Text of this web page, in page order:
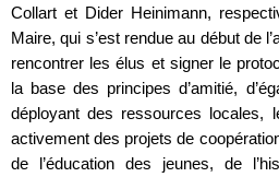
Collart et Dider Heinimann,
Maire, qui s’est rendue au début de
rencontrer les élus et signer le
la base des principes d’amitié,
déployant des ressources locales,
activement des projets de
de l’éducation des jeunes, de